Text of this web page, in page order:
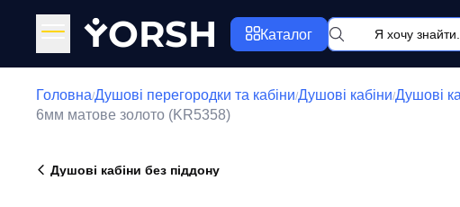
YORSH Каталог
Головна/Душові перегородки та кабіни/Душові кабіни/Душові
6мм матове золото (KR5358)
Душові кабіни без піддону